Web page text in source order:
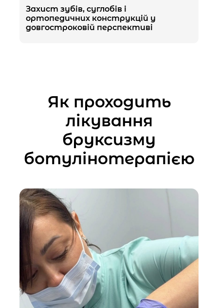
Захист зубів, суглобів і
ортопедичних конструкцій у
довгостроковій перспективі
Як проходить
лікування
бруксизму
ботулінотерапією